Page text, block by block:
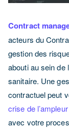
Contract
acteurs du
gestion des
abouti au sein de
sanitaire. Une
contractuel peut
crise de
avec votre